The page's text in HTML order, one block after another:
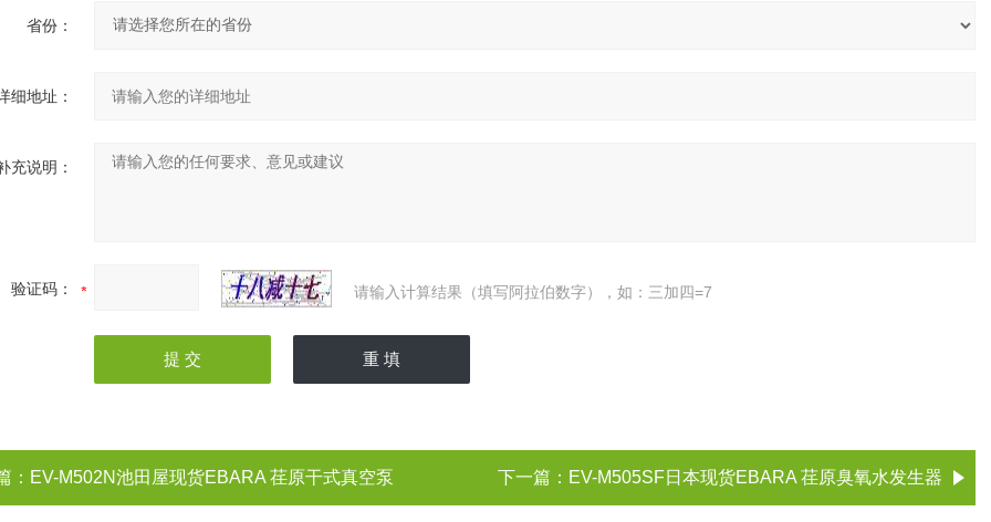
省份：
细地址：
充说明：
验证码： 请输入计算结果（填写阿拉伯数字），如：三加四=7
： EV-M502N池田屋现货EBARA 荏原干式真空泵 下一篇： EV-M505SF日本现货EBARA 荏原臭氧水发生器